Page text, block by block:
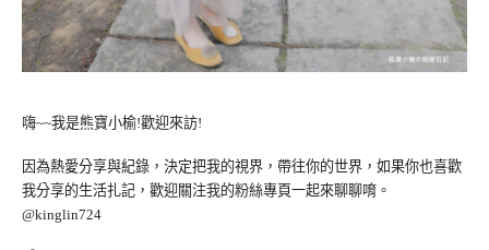
嗨~~我是熊寶小榆!歡迎來訪!
因為熱愛分享與紀錄，決定把我的視界，帶往你的世界，如果你也喜歡
我分享的生活扎記，歡迎關注我的粉絲專頁一起來聊聊唷。
@kinglin724